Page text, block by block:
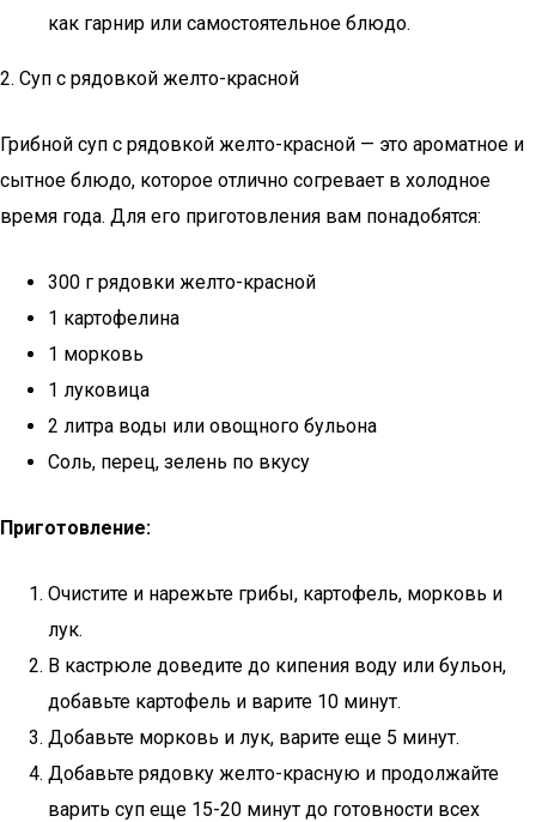
как гарнир или самостоятельное блюдо.
2. Суп с рядовкой желто-красной
Грибной суп с рядовкой желто-красной — это ароматное и
сытное блюдо, которое отлично согревает в холодное
время года. Для его приготовления вам понадобятся:
300 г рядовки желто-красной
1 картофелина
1 морковь
1 луковица
2 литра воды или овощного бульона
Соль, перец, зелень по вкусу
Приготовление:
Очистите и нарежьте грибы, картофель, морковь и
лук.
В кастрюле доведите до кипения воду или бульон,
добавьте картофель и варите 10 минут.
Добавьте морковь и лук, варите еще 5 минут.
Добавьте рядовку желто-красную и продолжайте
варить суп еще 15-20 минут до готовности всех